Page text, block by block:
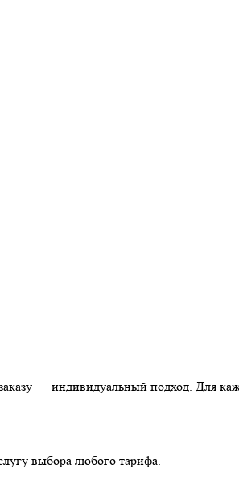
— индивидуальный подход. Для
выбора любого тарифа.